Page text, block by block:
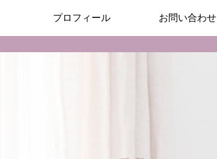
プロフィール お問い合わせ